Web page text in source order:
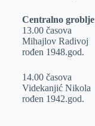
Centralno groblje
13.00 časova
Mihajlov Radivoj
rođen 1948.god.
14.00 časova
Videkanjić Nikola
rođen 1942.god.